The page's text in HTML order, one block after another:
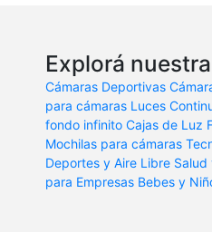
Explorá
Cámaras Deportivas
para cámaras Luces
fondo infinito Cajas de Luz
Mochilas para cámaras
Deportes y Aire Libre Salud
para Empresas Bebes y